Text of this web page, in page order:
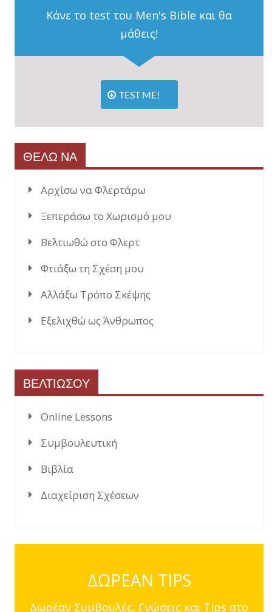
Κάνε το test του Men's Bible και θα
μάθεις!
TEST ME!
ΘΕΛΩ ΝΑ
Αρχίσω να Φλερτάρω
Ξεπεράσω το Χωρισμό μου
Βελτιωθώ στο Φλερτ
Φτιάξω τη Σχέση μου
Αλλάξω Τρόπο Σκέψης
Εξελιχθώ ως Άνθρωπος
ΒΕΛΤΙΩΣΟΥ
Online Lessons
Συμβουλευτική
Βιβλία
Διαχείριση Σχέσεων
ΔΩΡΕΑΝ TIPS
Δωρέαν Συμβουλές, Γνώσεις και Tips στο